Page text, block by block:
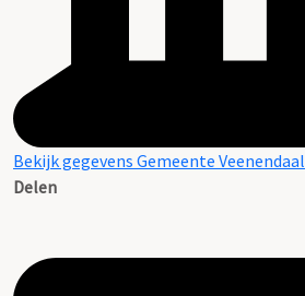
Bekijk gegevens Gemeente Veenendaal
Delen